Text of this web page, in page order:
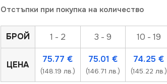
Отстъпки при покупка на количество
БРОЙ 1 - 2 3 - 9 10 - 19
ЦЕНА
75.77€
(148.19 лв.)
75.01 €
(146.71 лв.)
74.25€
(145.22 лв.)